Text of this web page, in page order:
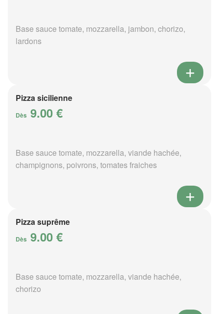
Base sauce tomate, mozzarella, jambon, chorizo,
lardons
Pizza sicilienne
Dès 9.00 €
Base sauce tomate, mozzarella, viande hachée,
champignons, poivrons, tomates fraiches
Pizza suprême
Dès 9.00 €
Base sauce tomate, mozzarella, viande hachée,
chorizo